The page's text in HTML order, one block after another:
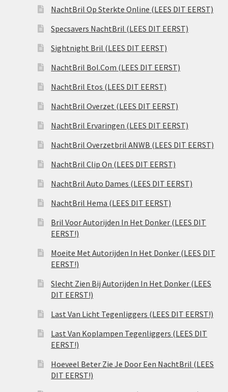
NachtBril Op Sterkte Online (LEES DIT EERST)
Specsavers NachtBril (LEES DIT EERST)
Sightnight Bril (LEES DIT EERST)
NachtBril Bol.Com (LEES DIT EERST)
NachtBril Etos (LEES DIT EERST)
NachtBril Overzet (LEES DIT EERST)
NachtBril Ervaringen (LEES DIT EERST)
NachtBril Overzetbril ANWB (LEES DIT EERST)
NachtBril Clip On (LEES DIT EERST)
NachtBril Auto Dames (LEES DIT EERST)
NachtBril Hema (LEES DIT EERST)
Bril Voor Autorijden In Het Donker (LEES DIT
EERST!)
Moeite Met Autorijden In Het Donker (LEES DIT
EERST!)
Slecht Zien Bij Autorijden In Het Donker (LEES
DIT EERST!)
Last Van Licht Tegenliggers (LEES DIT EERST!)
Last Van Koplampen Tegenliggers (LEES DIT
EERST!)
Hoeveel Beter Zie Je Door Een NachtBril (LEES
DIT EERST!)